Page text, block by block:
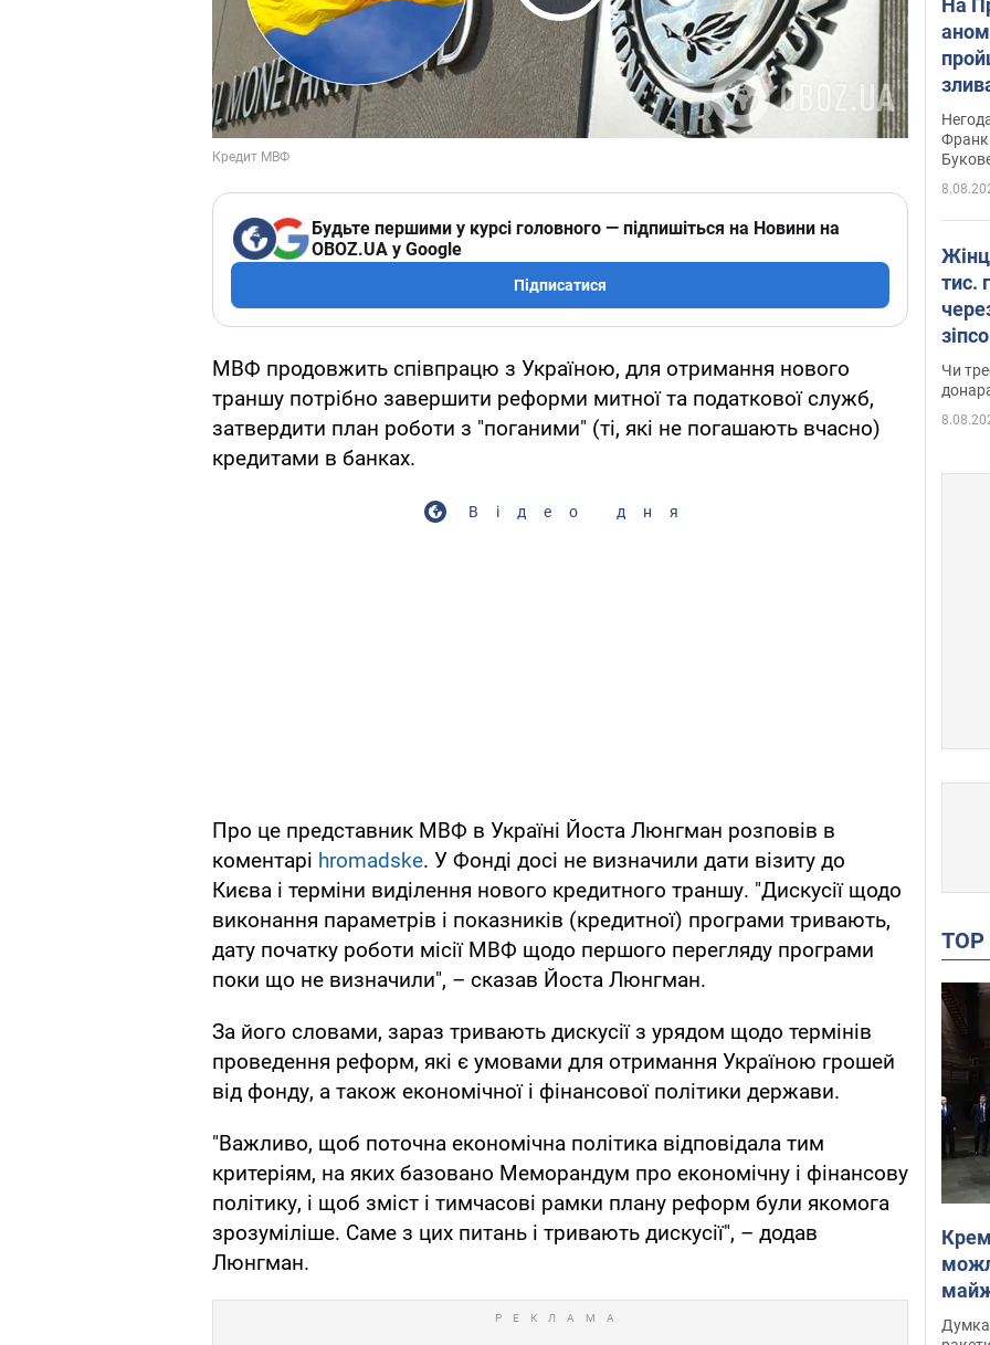
Play Video
Будьте першими у курсі головного — підпишіться на Новини на
OBOZ.UA у Google
Підписатися
МВФ продовжить співпрацю з Україною, для отримання нового
траншу потрібно завершити реформи митної та податкової служб,
затвердити план роботи з "поганими" (ті, які не погашають вчасно)
кредитами в банках.
Відео дня
Про це представник МВФ в Україні Йоста Люнгман розповів в
коментарі hromadske. У Фонді досі не визначили дати візиту до
Києва і терміни виділення нового кредитного траншу. "Дискусії щодо
виконання параметрів і показників (кредитної) програми тривають,
дату початку роботи місії МВФ щодо першого перегляду програми
поки що не визначили", – сказав Йоста Люнгман.
За його словами, зараз тривають дискусії з урядом щодо термінів
проведення реформ, які є умовами для отримання Україною грошей
від фонду, а також економічної і фінансової політики держави.
"Важливо, щоб поточна економічна політика відповідала тим
критеріям, на яких базовано Меморандум про економічну і фінансову
політику, і щоб зміст і тимчасові рамки плану реформ були якомога
зрозуміліше. Саме з цих питань і тривають дискусії", – додав
Люнгман.
На
тис.
Чи
Думка,